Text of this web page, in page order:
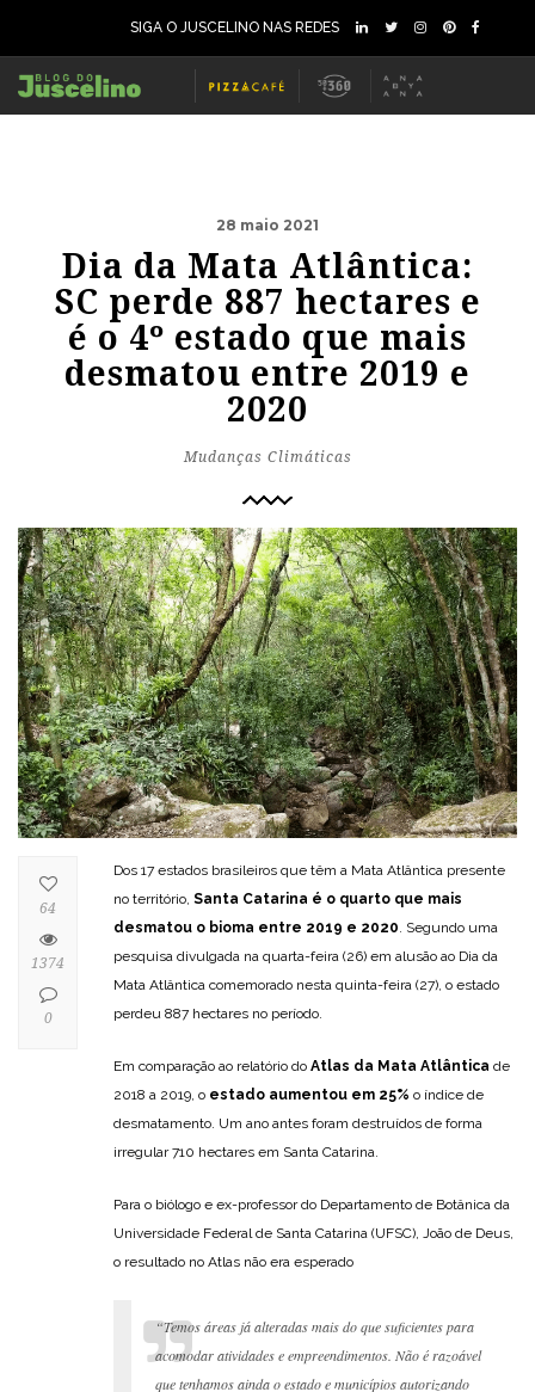
SIGA O JUSCELINO NAS REDES
28 maio 2021
Dia da Mata Atlântica:
SC perde 887 hectares e
é o 4º estado que mais
desmatou entre 2019 e
2020
Mudanças Climáticas
Dos 17 estados brasileiros que têm a Mata Atlântica presente
no território, Santa Catarina é o quarto que mais
desmatou o bioma entre 2019 e 2020 . Segundo uma
pesquisa divulgada na quarta-feira (26) em alusão ao Dia da
Mata Atlântica comemorado nesta quinta-feira (27), o estado
perdeu 887 hectares no período.
Em comparação ao relatório do Atlas da Mata Atlântica de
2018 a 2019, o estado aumentou em 25% o índice de
desmatamento. Um ano antes foram destruídos de forma
irregular 710 hectares em Santa Catarina.
Para o biólogo e ex-professor do Departamento de Botânica da
Universidade Federal de Santa Catarina (UFSC), João de Deus,
o resultado no Atlas não era esperado
“Temos áreas já alteradas mais do que suficientes para
acomodar atividades e empreendimentos. Não é razoável
que tenhamos ainda o estado e municípios autorizando
64
1374
0